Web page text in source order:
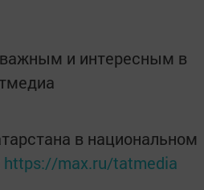
и интересным в
в национальном
https://max.ru/tatmedia